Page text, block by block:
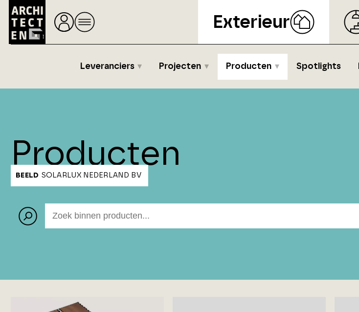
Exterieur
Leveranciers Projecten Producten Spotlights
Producten
BEELD SOLARLUX NEDERLAND BV